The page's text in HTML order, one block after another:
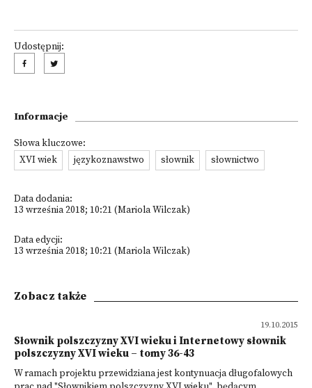
Udostępnij:
Informacje
Słowa kluczowe:
XVI wiek
językoznawstwo słownik słownictwo
Data dodania:
13 września 2018; 10:21 (Mariola Wilczak)
Data edycji:
13 września 2018; 10:21 (Mariola Wilczak)
Zobacz także
19.10.2015
Słownik polszczyzny XVI wieku i Internetowy słownik
polszczyzny XVI wieku – tomy 36-43
W ramach projektu przewidziana jest kontynuacja długofalowych